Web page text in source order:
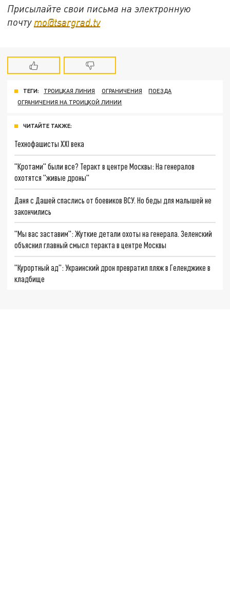
Присылайте свои письма на электронную
почту mo@tsargrad.tv
ТЕГИ: ТРОИЦКАЯ ЛИНИЯ ОГРАНИЧЕНИЯ
ПОЕЗДА
ОГРАНИЧЕНИЯ НА ТРОИЦКОЙ ЛИНИИ
ЧИТАЙТЕ ТАКЖЕ:
Технофашисты XXI века
"Кротами" были все? Теракт в центре Москвы: На генералов
охотятся "живые дроны"
Даня с Дашей спаслись от боевиков ВСУ. Но беды для малышей не
закончились
"Мы вас заставим": Жуткие детали охоты на генерала. Зеленский
объяснил главный смысл теракта в центре Москвы
"Курортный ад": Украинский дрон превратил пляж в Геленджике в
кладбище